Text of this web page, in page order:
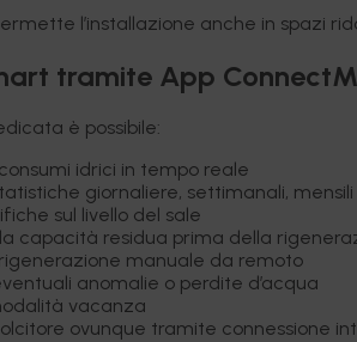
l’installazione anche in
tramite App
è possibile:
idrici in tempo reale
giornaliere, settimanali,
sul livello del sale
capacità residua prima della
manuale da remoto
anomalie o perdite d’acqua
vacanza
ovunque tramite connessione